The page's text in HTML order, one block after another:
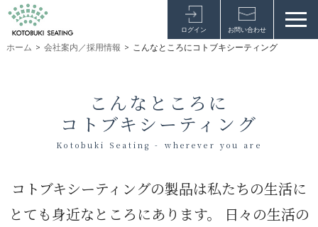
ログイン お問い合わせ
ホーム > 会社案内／採用情報 > こんなところにコトブキシーティング
こんなところに
コトブキシーティング
Kotobuki Seating - wherever you are
コトブキシーティングの製品は私たちの生活に
とても身近なところにあります。
日々の生活の